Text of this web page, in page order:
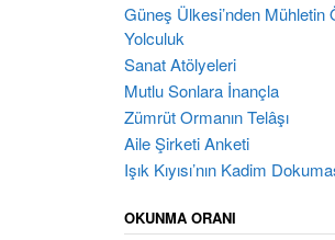
Güneş Ülkesi’nden Mühletin
Yolculuk
Sanat Atölyeleri
Mutlu Sonlara İnançla
Zümrüt Ormanın Telâşı
Aile Şirketi Anketi
Işık Kıyısı’nın Kadim
OKUNMA ORANI